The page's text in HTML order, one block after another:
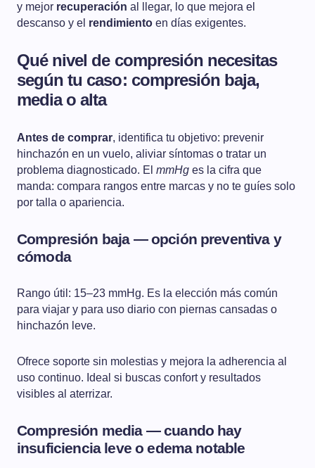
y mejor recuperación al llegar, lo que mejora el
descanso y el rendimiento en días exigentes.
Qué nivel de compresión necesitas
según tu caso: compresión baja,
media o alta
Antes de comprar, identifica tu objetivo: prevenir
hinchazón en un vuelo, aliviar síntomas o tratar un
problema diagnosticado. El mmHg es la cifra que
manda: compara rangos entre marcas y no te guíes solo
por talla o apariencia.
Compresión baja — opción preventiva y
cómoda
Rango útil: 15–23 mmHg. Es la elección más común
para viajar y para uso diario con piernas cansadas o
hinchazón leve.
Ofrece soporte sin molestias y mejora la adherencia al
uso continuo. Ideal si buscas confort y resultados
visibles al aterrizar.
Compresión media — cuando hay
insuficiencia leve o edema notable